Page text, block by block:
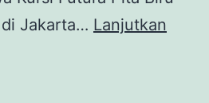
Jakarta… Lanjutkan